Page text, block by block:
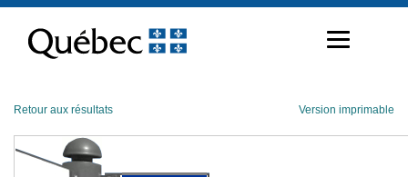
contenu
Retour aux résultats Version imprimable